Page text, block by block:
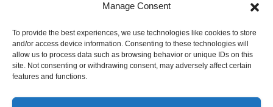
Manage Consent
To provide the best experiences, we use technologies like cookies to store
and/or access device information. Consenting to these technologies will
allow us to process data such as browsing behavior or unique IDs on this
site. Not consenting or withdrawing consent, may adversely affect certain
features and functions.
Mangal Media News
हर खबर पर नजर